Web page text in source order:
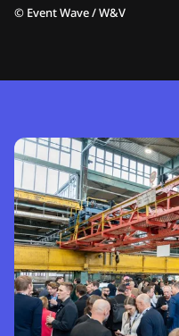
© Event Wave / W&V